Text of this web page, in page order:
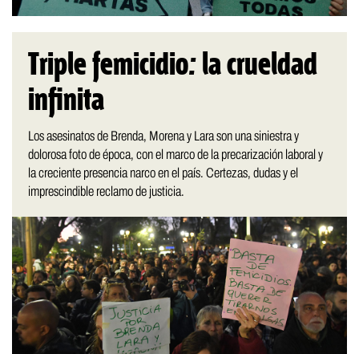
Triple femicidio: la crueldad
infinita
Los asesinatos de Brenda, Morena y Lara son una siniestra y
dolorosa foto de época, con el marco de la precarización laboral y
la creciente presencia narco en el país. Certezas, dudas y el
imprescindible reclamo de justicia.